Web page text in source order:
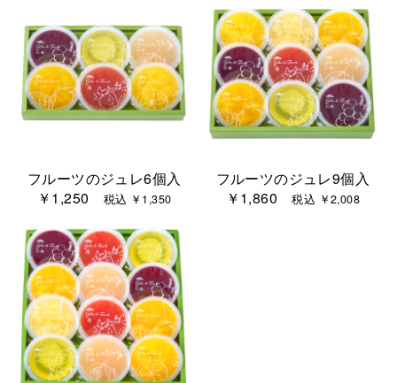
フルーツのジュレ6個入
￥1,250
税込 ￥1,350
フルーツのジュレ9個入
￥1,860税込 ￥2,008